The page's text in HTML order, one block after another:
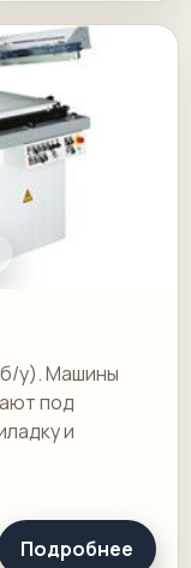
у). Машины
под
и
Подробнее